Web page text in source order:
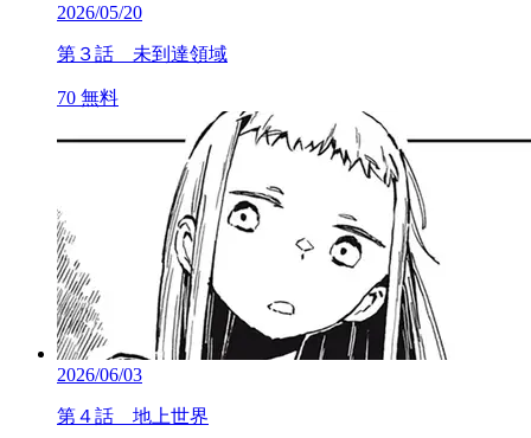
2026/05/20
第３話 未到達領域
70 無料
2026/06/03
第４話 地上世界